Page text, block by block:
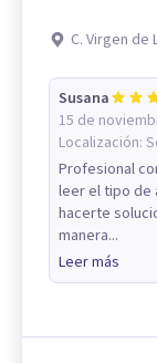
C. Virgen de
Susana
15 de
Localización:
Profesional
leer el tipo de
hacerte
manera...
Leer más